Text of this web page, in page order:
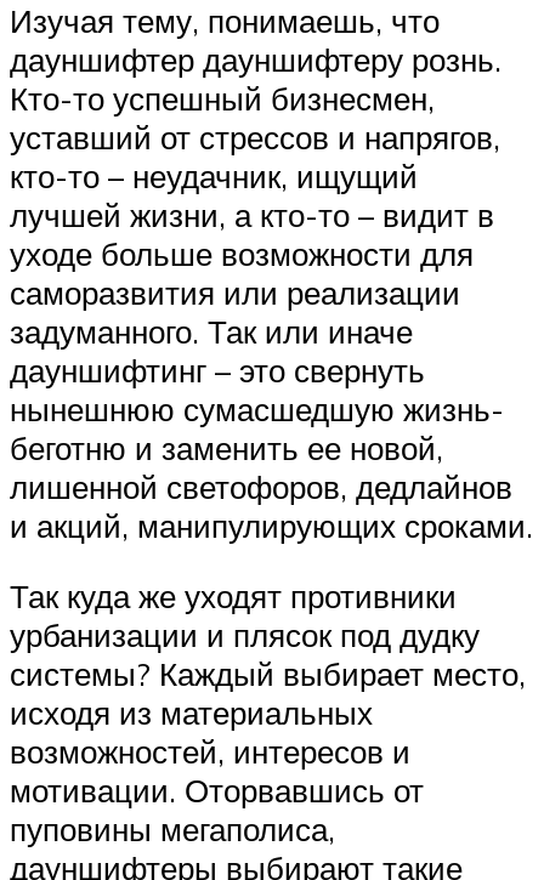
Изучая тему, понимаешь, что
дауншифтер дауншифтеру рознь.
Кто-то успешный бизнесмен,
уставший от стрессов и напрягов,
кто-то – неудачник, ищущий
лучшей жизни, а кто-то – видит в
уходе больше возможности для
саморазвития или реализации
задуманного. Так или иначе
дауншифтинг – это свернуть
нынешнюю сумасшедшую жизнь-
беготню и заменить ее новой,
лишенной светофоров, дедлайнов
и акций, манипулирующих сроками.
Так куда же уходят противники
урбанизации и плясок под дудку
системы? Каждый выбирает место,
исходя из материальных
возможностей, интересов и
мотивации. Оторвавшись от
пуповины мегаполиса,
дауншифтеры выбирают такие